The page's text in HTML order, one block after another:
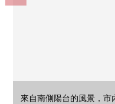
來自南側陽台的風景，市
把家具在客廳飯廳
正把家具
風景良好
有浴室尺
是
客
風景良
是背面用與廚房
來
來
江坂站
江坂站(北大阪快
手工
永存
業務超
關西超
Koyo
全家便利店
豐中市
豐中市
醫療法人篤